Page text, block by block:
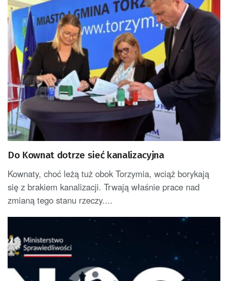
Do Kownat dotrze sieć kanalizacyjna
Kownaty, choć leżą tuż obok Torzymia, wciąż borykają
się z brakiem kanalizacji. Trwają właśnie prace nad
zmianą tego stanu rzeczy....